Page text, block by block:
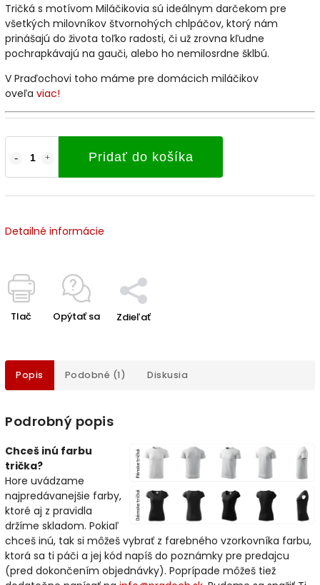
Pridať do košíka
Tričká s motívom Miláčikovia sú ideálnym darčekom pre
všetkých milovníkov štvornohých chlpáčov, ktorý nám
prinášajú do života toľko radosti, či už zrovna kľudne
pochrapkávajú na gauči, alebo ho nemilosrdne šklbú.
V Praďochovi toho máme pre domácich miláčikov
oveľa viac!
Detailné informácie
Tlač Opýtať sa Zdieľať
Popis Podobné (1) Diskusia
Podrobný popis
Chceš inú farbu
trička?
Hore uvádzame
najpredávanejšie farby,
ktoré aj z pravidla
držíme skladom. Pokiaľ
chceš inú, tak si môžeš vybrať z farebného vzorkovníka farbu,
ktorá sa ti páči a jej kód napíš do poznámky pre predajcu
(pred dokončením objednávky). Poprípade môžeš tiež